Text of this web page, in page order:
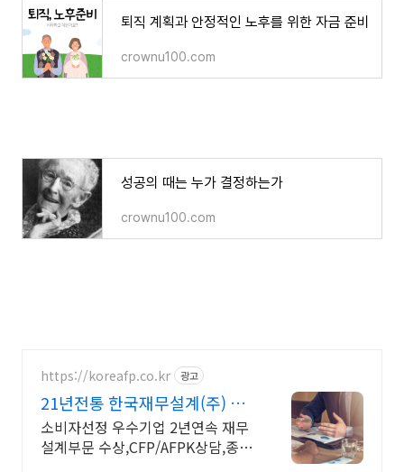
퇴직 계획과 안정적인 노후를 위한 자금 준비
crownu100.com
성공의 때는 누가 결정하는가
crownu100.com
https://koreafp.co.kr 광고
21년전통 한국재무설계(주) 재
무설계 자격 전문가 상담
소비자선정 우수기업 2년연속 재무
설계부문 수상,CFP/AFPK상담,종합